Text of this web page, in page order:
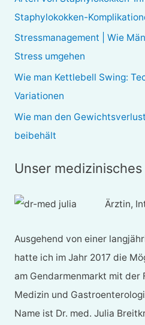
Staphylokokken-
Stressmanagement | Wie
Stress umgehen
Wie man Kettlebell Swing:
Variationen
Wie man den
beibehält
Unser
Ärztin,
Ausgehend von einer
hatte ich im Jahr 2017 die
am Gendarmenmarkt mit der
Medizin und
Name ist Dr. med. Julia